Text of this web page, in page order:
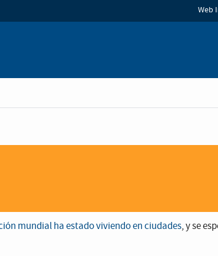
Web
mundial ha estado viviendo en ciudades, y se